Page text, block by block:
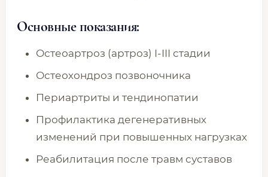
Основные показания:
Остеоартроз (артроз) I-III стадии
Остеохондроз позвоночника
Периартриты и тендинопатии
Профилактика дегенеративных
изменений при повышенных нагрузках
Реабилитация после травм суставов